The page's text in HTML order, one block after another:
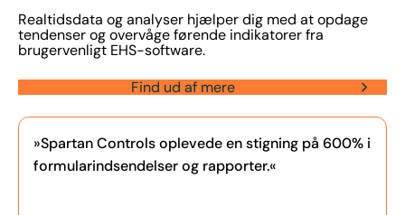
Realtidsdata og analyser hjælper dig med at opdage
tendenser og overvåge førende indikatorer fra
brugervenligt EHS-software.
Find ud af mere
»Spartan Controls oplevede en stigning på 600% i
formularindsendelser og rapporter.«